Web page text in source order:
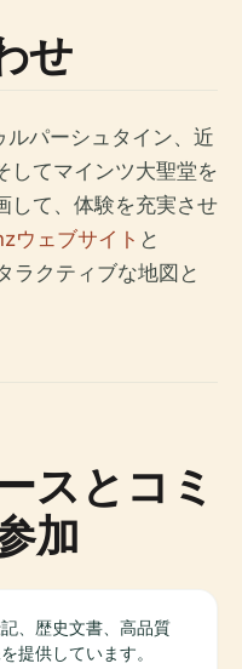
せ
パーシュタイン、近
してマインツ大聖堂を
して、体験を充実させ
ウェブサイト と
ラクティブな地図と
スとコミ
加
、歴史文書、高品質
提供しています。